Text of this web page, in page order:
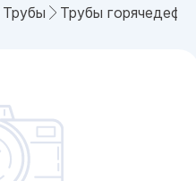
Трубы Трубы